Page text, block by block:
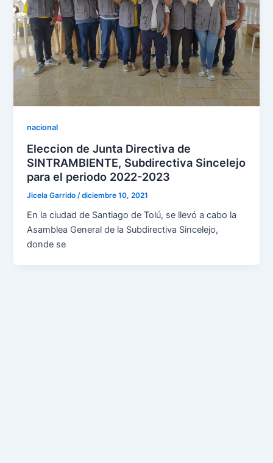
nacional
Eleccion de Junta Directiva de
SINTRAMBIENTE, Subdirectiva Sincelejo
para el periodo 2022-2023
Jicela Garrido /diciembre 10, 2021
En la ciudad de Santiago de Tolú, se llevó a cabo la
Asamblea General de la Subdirectiva Sincelejo,
donde se